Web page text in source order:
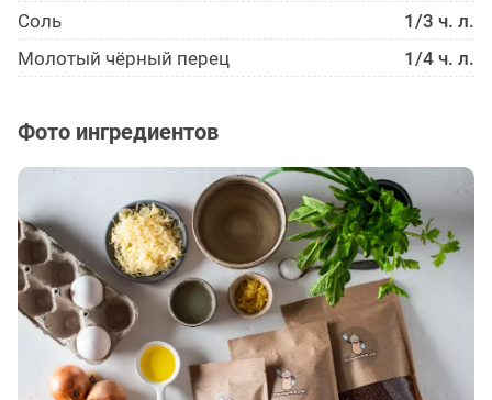
Соль
1/3 ч. л.
Молотый чёрный перец
1/4 ч. л.
Фото ингредиентов